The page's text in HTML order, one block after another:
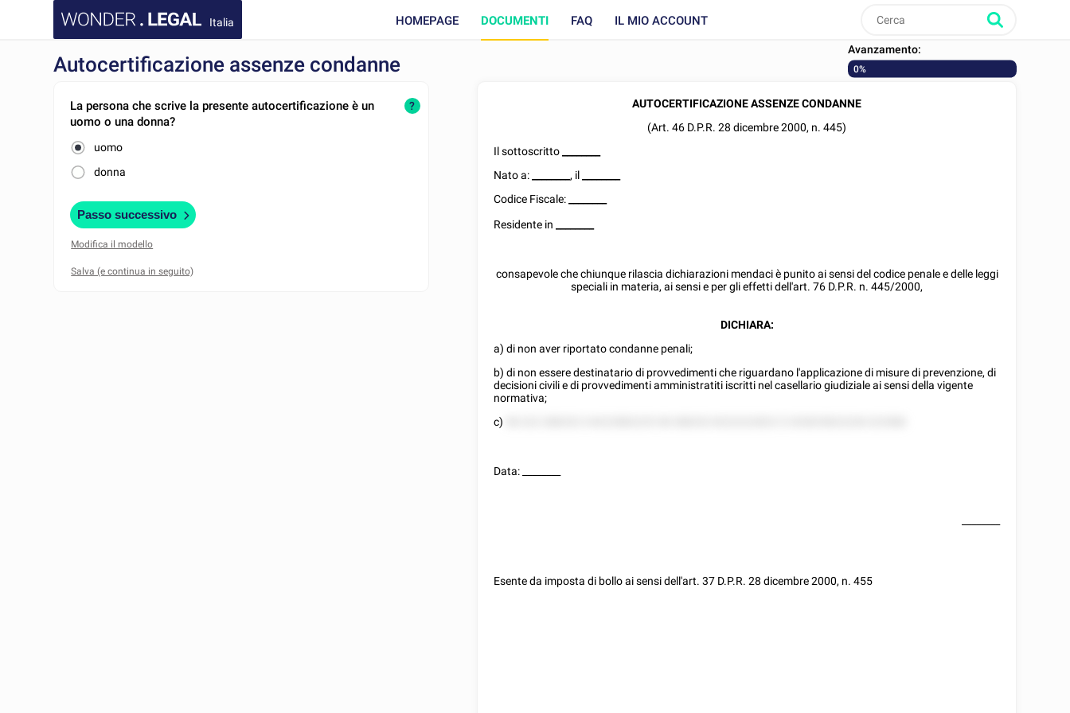
Italia HOMEPAGE DOCUMENTI FAQ IL MIO ACCOUNT
Autocertificazione assenze condanne
Avanzamento:
0%
La persona che scrive la presente autocertificazione è un
uomo o una donna?
uomo
donna
?
Passo successivo
Modifica il modello
AUTOCERTIFICAZIONE ASSENZE CONDANNE
(Art. 46 D.P.R. 28 dicembre 2000, n. 445)
Il sottoscritto
Nato a:
, il
Codice Fiscale:
Residente in
consapevole che chiunque rilascia dichiarazioni mendaci è punito ai sensi del codice penale e delle leggi
speciali in materia, ai sensi e per gli effetti dell'art. 76 D.P.R. n. 445/2000,
DICHIARA:
a) di non aver riportato condanne penali;
b) di non essere destinatario di provvedimenti che riguardano l'applicazione di misure di prevenzione, di
decisioni civili e di provvedimenti amministratiti iscritti nel casellario giudiziale ai sensi della vigente
normativa;
c)
Data:
Esente da imposta di bollo ai sensi dell'art. 37 D.P.R. 28 dicembre 2000, n. 455